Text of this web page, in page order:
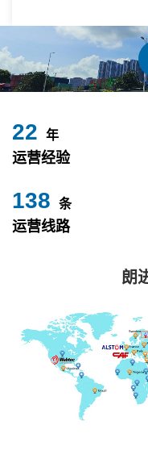
24 年
运营经验
153 条
运营线路
朗